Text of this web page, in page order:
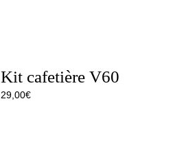
Kit cafetière V60
29,00€